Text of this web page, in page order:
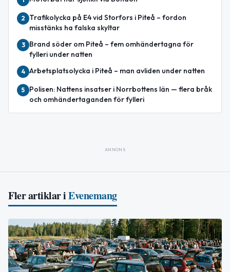
2
Trafikolycka på E4 vid Storfors i Piteå – fordon
misstänks ha falska skyltar
3
Brand söder om Piteå – fem omhändertagna för
fylleri under natten
4 Arbetsplatsolycka i Piteå – man avliden under natten
5
Polisen: Nattens insatser i Norrbottens län — flera bråk
och omhändertaganden för fylleri
ANNONS
Fler artiklar iEvenemang